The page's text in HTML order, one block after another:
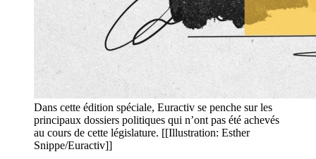
Dans cette édition spéciale, Euractiv se penche sur les
principaux dossiers politiques qui n’ont pas été achevés
au cours de cette législature. [[Illustration: Esther
Snippe/Euractiv]]